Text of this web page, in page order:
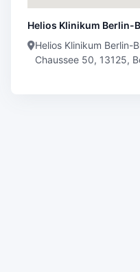
Helios Klinikum Berlin-
Helios Klinikum Berlin-
Chaussee 50, 13125,